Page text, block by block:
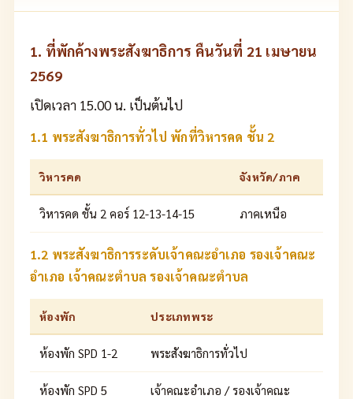
1. ที่พักค้างพระสังฆาธิการ คืนวันที่ 21 เมษายน
2569
เปิดเวลา 15.00 น. เป็นต้นไป
1.1 พระสังฆาธิการทั่วไป พักที่วิหารคด ชั้น 2
วิหารคด จังหวัด/ภาค
วิหารคด ชั้น 2 คอร์ 12-13-14-15 ภาคเหนือ
1.2 พระสังฆาธิการระดับเจ้าคณะอำเภอ รองเจ้าคณะ
อำเภอ เจ้าคณะตำบล รองเจ้าคณะตำบล
ห้องพัก ประเภทพระ
ห้องพัก SPD 1-2 พระสังฆาธิการทั่วไป
ห้องพัก SPD 5
เจ้าคณะอำเภอ / รองเจ้าคณะ